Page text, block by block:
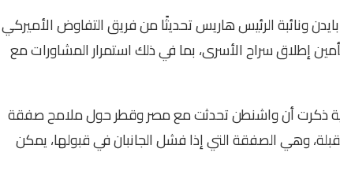
بايدن ونائبة الرئيس هاريس تحديثًا من فريق التفاوض الأميركي
إطلاق سراح الأسرى، بما في ذلك استمرار المشاورات مع
ذكرت أن واشنطن تحدثت مع مصر وقطر حول ملامح صفقة
وهي الصفقة التي إذا فشل الجانبان في قبولها، يمكن